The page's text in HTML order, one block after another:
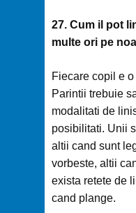
27. Cum il pot
multe ori pe
Fiecare copil e
Parintii trebuie
modalitati de
posibilitati. Unii
altii cand sunt
vorbeste, altii
exista retete de
cand plange.